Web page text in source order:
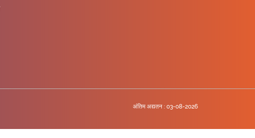
अंतिम अद्यतन : 03-08-2026